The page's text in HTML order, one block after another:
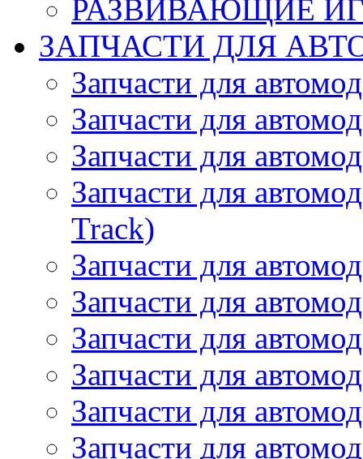
РАЗВИВАЮЩИЕ
ЗАПЧАСТИ ДЛЯ
Запчасти для
Запчасти для
Запчасти для
Запчасти для
Track)
Запчасти для
Запчасти для
Запчасти для
Запчасти для
Запчасти для
Запчасти для